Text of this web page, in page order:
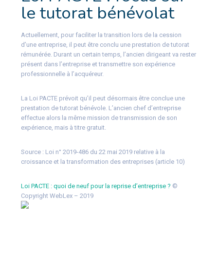
le tutorat bénévolat
Actuellement, pour faciliter la transition lors de la cession
d’une entreprise, il peut être conclu une prestation de tutorat
rémunérée. Durant un certain temps, l’ancien dirigeant va rester
présent dans l’entreprise et transmettre son expérience
professionnelle à l’acquéreur.
La Loi PACTE prévoit qu’il peut désormais être conclue une
prestation de tutorat bénévole. L’ancien chef d’entreprise
effectue alors la même mission de transmission de son
expérience, mais à titre gratuit.
Source : Loi n° 2019-486 du 22 mai 2019 relative à la
croissance et la transformation des entreprises (article 10)
Loi PACTE : quoi de neuf pour la reprise d’entreprise ? ©
Copyright WebLex – 2019